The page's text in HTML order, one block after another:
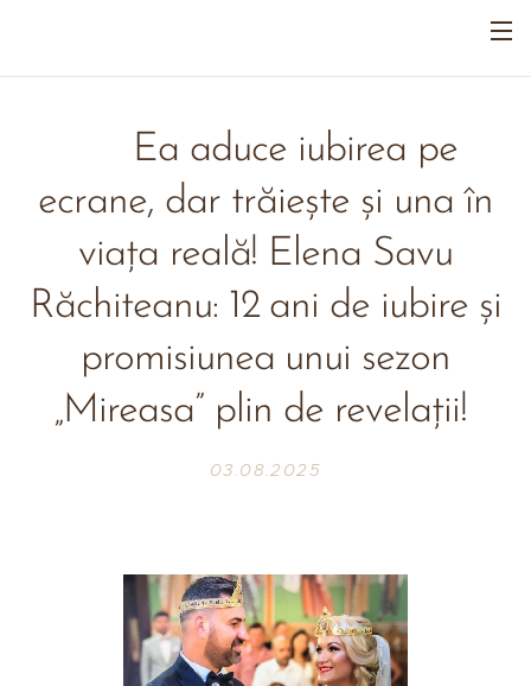
💖 Ea aduce iubirea pe
ecrane, dar trăiește și una în
viața reală! Elena Savu
Răchiteanu: 12 ani de iubire și
promisiunea unui sezon
„Mireasa” plin de revelații!
03.08.2025